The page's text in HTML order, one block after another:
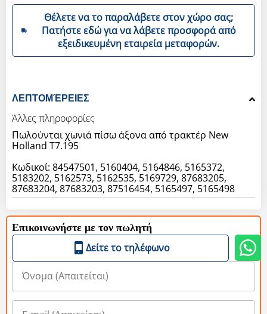
Θέλετε να το παραλάβετε στον χώρο σας;
Πατήστε εδώ για να λάβετε προσφορά από
εξειδικευμένη εταιρεία μεταφορών.
ΛΕΠΤΟΜΈΡΕΙΕΣ
Άλλες πληροφορίες
Πωλούνται χωνιά πίσω άξονα από τρακτέρ New
Holland T7.195
Κωδικοί: 84547501, 5160404, 5164846, 5165372,
5183202, 5162573, 5162535, 5169729, 87683205,
87683204, 87683203, 87516454, 5165497, 5165498
Επικοινωνήστε με τον πωλητή
Δείτε το τηλέφωνο